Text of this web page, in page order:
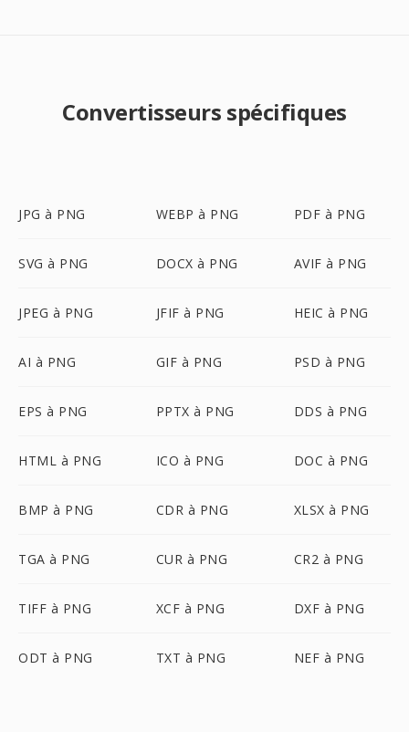
Convertisseurs spécifiques
JPG à PNG WEBP à PNG PDF à PNG
SVG à PNG DOCX à PNG AVIF à PNG
JPEG à PNG JFIF à PNG HEIC à PNG
AI à PNG GIF à PNG PSD à PNG
EPS à PNG PPTX à PNG DDS à PNG
HTML à PNG ICO à PNG DOC à PNG
BMP à PNG CDR à PNG XLSX à PNG
TGA à PNG CUR à PNG CR2 à PNG
TIFF à PNG XCF à PNG DXF à PNG
ODT à PNG TXT à PNG NEF à PNG